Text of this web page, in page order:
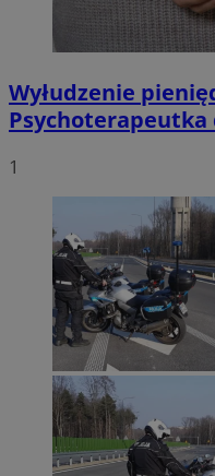
Wyłudzenie
Psychoterapeutka
1